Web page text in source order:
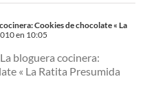
Cookies de chocolate « La
en 10:05
bloguera cocinera:
« La Ratita Presumida